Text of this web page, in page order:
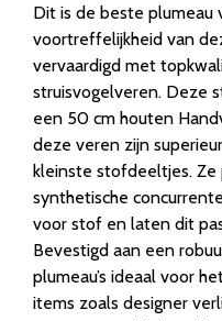
Dit is de beste plumeau
voortreffelijkheid van
vervaardigd met
struisvogelveren. Deze
een 50 cm houten
deze veren zijn
kleinste stofdeeltjes.
synthetische
voor stof en laten dit
Bevestigd aan een
plumeau’s ideaal voor
items zoals designer